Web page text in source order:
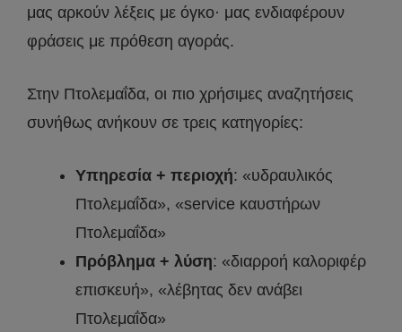
μας αρκούν λέξεις με όγκο· μας ενδιαφέρουν
φράσεις με πρόθεση αγοράς.
Στην Πτολεμαΐδα, οι πιο χρήσιμες αναζητήσεις
συνήθως ανήκουν σε τρεις κατηγορίες:
Υπηρεσία + περιοχή: «υδραυλικός
Πτολεμαΐδα», «service καυστήρων
Πτολεμαΐδα»
Πρόβλημα + λύση: «διαρροή καλοριφέρ
επισκευή», «λέβητας δεν ανάβει
Πτολεμαΐδα»